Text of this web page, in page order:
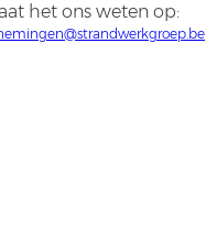
het ons weten op: